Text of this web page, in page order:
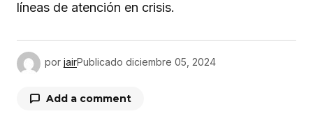
líneas de atención en crisis.
por jairPublicado diciembre 05, 2024
Add a comment